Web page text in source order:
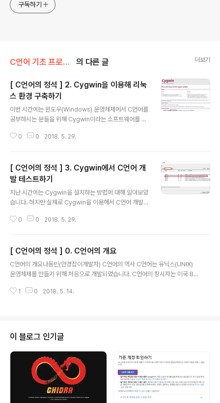
구독하기
C언어 기초 프로그래밍 의 다른 글 더보기
[ C언어의 정석 ] 2. Cygwin을 이용해 리눅
스 환경 구축하기
이번 시간에는 윈도우(Windows) 운영체제에서 C언어를
공부하시는 분들을 위해 Cygwin이라는 소프트웨어를 소
경을 흉내내어 다양한 프로그래밍 실습을 해 볼 수 있도록
니다. 바로 한 번 Cygwin을 설치해보도록 합시다. ▶ 시그
윈 다운로드 사이트 : http://www.cygwin.com/ 위와 같
이 사이트에 접속한 이후에 시그윈 설치 부분에서 설치 파
일을 다운로드 해주시면 됩니다. 이후에 위와 같이 설치 프
로그램이 실행되는 것을 알 수 있습니다. 설치를 진행할 때
는 인터넷을 통해 진행하시는 것이 간단하고 편할 겁니다.
0 0 2018. 5. 29.
[ C언어의 정석 ] 3. Cygwin에서 C언어 개
발 테스트하기
지난 시간에는 Cygwin을 설치하는 방법에 대해 알아보았
습니다. 하지만 실제로 Cygwin을 이용해서 C언어 개발을
해야 합니다. 따라서 Cygwin에서 C언어 개발 테스트를
게 사용할 수는 없을 겁니다. 정말 기본적인 것들만 설치가
되기 때문입니다. 따라서 다음과 같이 Cygwin 설치 프로
그램을 다시 실행하여 원하는 패키지를 선택해 설치하시는
같이 카테고리(Category) 영역에서 G++을 검색하셔서
0 0 2018. 5. 29.
[ C언어의 정석 ] 0. C언어의 개요
C언어의 개요나동빈(안경잡이개발자) C언어의 역사 C언어는 유닉스(UNIX)
운영체제를 만들기 위해 처음으로 개발되었습니다. C언어의 창시자는 미국 Be
다. 이후에 1983년 ANSI 표준 C가 발표되면서 그 구체적인 틀이 잡히게 되었
로그램(Program)은 컴퓨터가 처리할 작업 처리 절차를 의미하며 프로그래밍
이란 프로그램을 만드는 행위입니다. 그러한 의미에서 프로그래밍 언어란 컴
퓨..
1 0 2018. 5. 14.
이 블로그 인기글